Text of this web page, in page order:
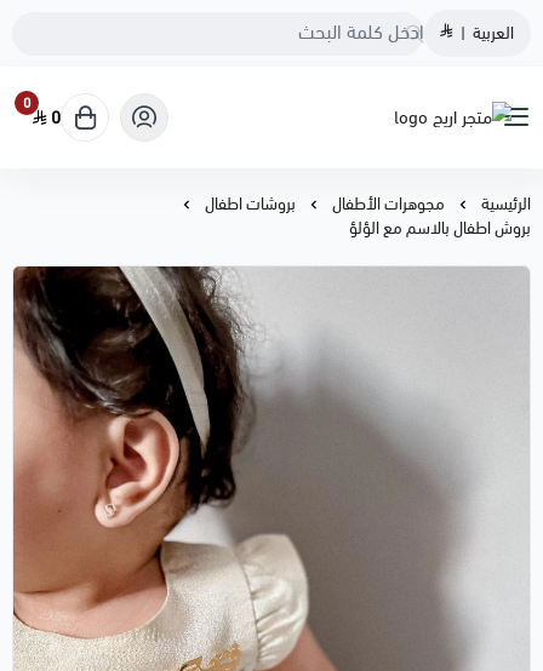
العربية |
متجر اريج
0
0
الرئيسية مجوهرات الأطفال
بروشات اطفال
بروش اطفال بالاسم مع الؤلؤ